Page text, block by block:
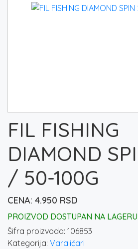
FIL FISHING
DIAMOND
/ 50-100G
4.950 RSD
PROIZVOD DOSTUPAN NA LAGERU
Šifra proizvoda: 106853
Kategorija: Varaličari